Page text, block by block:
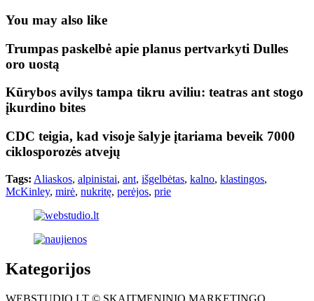
You may also like
Trumpas paskelbė apie planus pertvarkyti Dulles
oro uostą
Kūrybos avilys tampa tikru aviliu: teatras ant stogo
įkurdino bites
CDC teigia, kad visoje šalyje įtariama beveik 7000
ciklosporozės atvejų
Tags: Aliaskos, alpinistai, ant, išgelbėtas, kalno, klastingos,
McKinley, mirė, nukritę, perėjos, prie
Kategorijos
WEBSTUDIO.LT © SKAITMENINIO MARKETINGO